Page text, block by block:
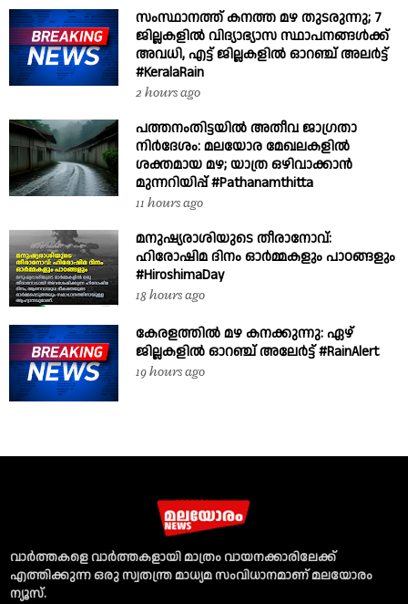
സംസ്ഥാനത്ത് കനത്ത മഴ തുടരുന്നു; 7
ജില്ലകളിൽ വിദ്യാഭ്യാസ സ്ഥാപനങ്ങൾക്ക്
അവധി, എട്ട് ജില്ലകളിൽ ഓറഞ്ച് അലർട്ട്
#KeralaRain
2 hours ago
പത്തനംതിട്ടയിൽ അതീവ ജാഗ്രതാ
നിർദേശം: മലയോര മേഖലകളിൽ
ശക്തമായ മഴ; യാത്ര ഒഴിവാക്കാൻ
മുന്നറിയിപ്പ് #Pathanamthitta
11 hours ago
മനുഷ്യരാശിയുടെ തീരാനോവ്:
ഹിരോഷിമ ദിനം ഓർമ്മകളും പാഠങ്ങളും
#HiroshimaDay
18 hours ago
കേരളത്തിൽ മഴ കനക്കുന്നു: ഏഴ്
ജില്ലകളിൽ ഓറഞ്ച് അലേർട്ട് #RainAlert
19 hours ago
വാര്‍ത്തകളെ വാര്‍ത്തകളായി മാത്രം വായനക്കാരിലേക്ക്
എത്തിക്കുന്ന ഒരു സ്വതന്ത്ര മാധ്യമ സംവിധാനമാണ് മലയോരം
ന്യൂസ്‌.